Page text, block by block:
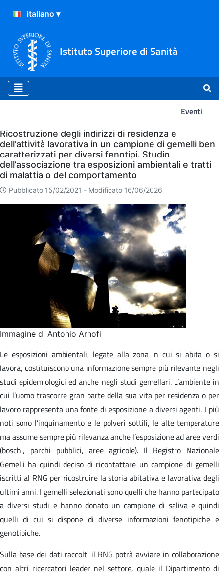
Istituto Superiore di Sanità
Eventi
Eventi
Ricostruzione degli indirizzi di residenza e
dell’attività lavorativa in un campione di gemelli ben
caratterizzati per diversi fenotipi. Studio
dell’associazione tra esposizioni ambientali e tratti
di malattia o del comportamento
Pubblicato 15/02/2021 - Modificato 16/06/2026
Immagine di Antonio Arnofi
Le esposizioni ambientali, legate alla zona in cui si abita o si
lavora, costituiscono una informazione sempre più rilevante negli
studi epidemiologici ed anche negli studi gemellari. L’ambiente in
cui l’uomo trascorre gran parte della sua vita per residenza o per
lavoro rappresenta una fonte di esposizione a diversi agenti. I più
noti sono l’inquinamento e le polveri sottili, le alte temperature
ma assume sempre più rilevanza anche l’esposizione ad aree verdi
(boschi, parchi pubblici, aree agricole). Il Registro Nazionale
Gemelli ha quindi deciso di ricontattare un campione di gemelli
iscritti al RNG per ricostruire la storia abitativa e lavorativa degli
ultimi anni. I gemelli selezionati sono quelli che hanno partecipato
a diversi studi e hanno donato un campione di saliva e quindi
quelli di cui si dispone di diverse informazioni fenotipiche e
genotipiche.
Sulla base dei dati raccolti il RNG potrà avviare in collaborazione
con altri ricercatori leader nel settore, quale il Dipartimento di